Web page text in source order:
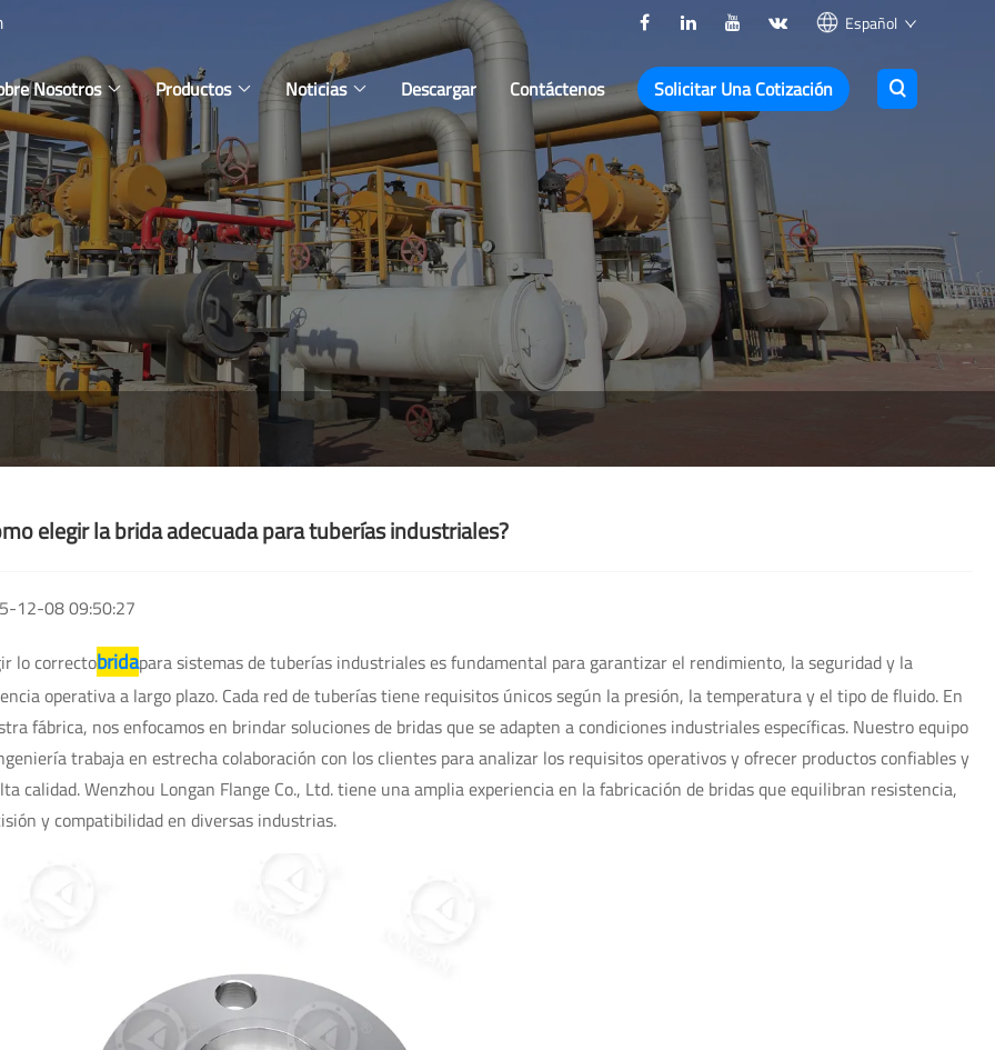
Español
Nosotros Productos Noticias Descargar Contáctenos Solicitar Una Cotización
elegir la brida adecuada para tuberías industriales?
12-08 09:50:27
lo correctobridapara sistemas de tuberías industriales es fundamental para garantizar el rendimiento, la seguridad y la
operativa a largo plazo. Cada red de tuberías tiene requisitos únicos según la presión, la temperatura y el tipo de fluido. En
fábrica, nos enfocamos en brindar soluciones de bridas que se adapten a condiciones industriales específicas. Nuestro equipo
trabaja en estrecha colaboración con los clientes para analizar los requisitos operativos y ofrecer productos confiables y
calidad. Wenzhou Longan Flange Co., Ltd. tiene una amplia experiencia en la fabricación de bridas que equilibran resistencia,
y compatibilidad en diversas industrias.